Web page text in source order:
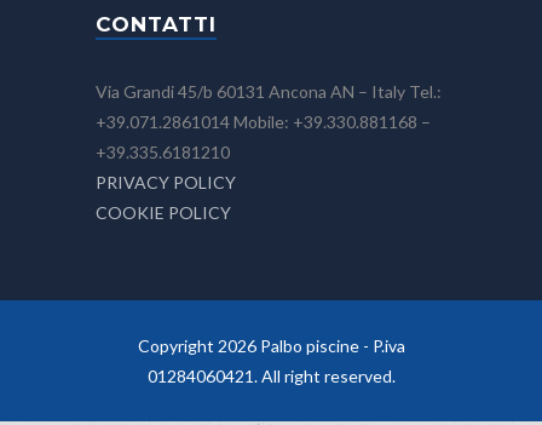
CONTATTI
Via Grandi 45/b 60131 Ancona AN – Italy Tel.:
+39.071.2861014 Mobile: +39.330.881168 –
+39.335.6181210
PRIVACY POLICY
COOKIE POLICY
Copyright 2026 Palbo piscine - P.iva
01284060421. All right reserved.